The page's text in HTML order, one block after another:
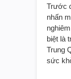
Trước
nhấn
biệt là
Trung
sức